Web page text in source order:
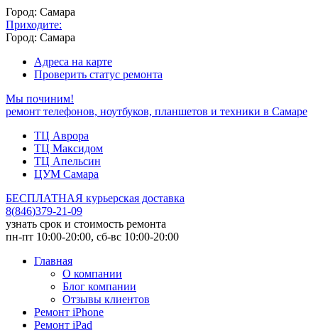
Город: Самара
Приходите:
Город: Самара
Адреса на карте
Проверить статус ремонта
Мы починим!
ремонт телефонов, ноутбуков, планшетов и техники в Самаре
ТЦ Аврора
ТЦ Максидом
ТЦ Апельсин
ЦУМ Самара
БЕСПЛАТНАЯ курьерская доставка
8(846)379-21-09
узнать срок и стоимость ремонта
пн-пт 10:00-20:00, сб-вс 10:00-20:00
Главная
О компании
Блог компании
Отзывы клиентов
Ремонт iPhone
Ремонт iPad